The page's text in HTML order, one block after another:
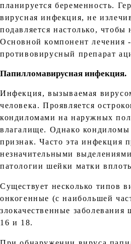
планируется беременность.
вирусная инфекция, не
подавляется настолько, чтобы
Основной компонент лечения
противовирусный препарат
Папилломавирусная инфекция.
Инфекция, вызываемая
человека. Проявляется
кондиломами на наружных
влагалище. Однако кондиломы
признак. Часто эта инфекция
незначительными
патологии шейки матки
Существует несколько типов
онкогенные (с наибольшей
злокачественные
16 и 18.